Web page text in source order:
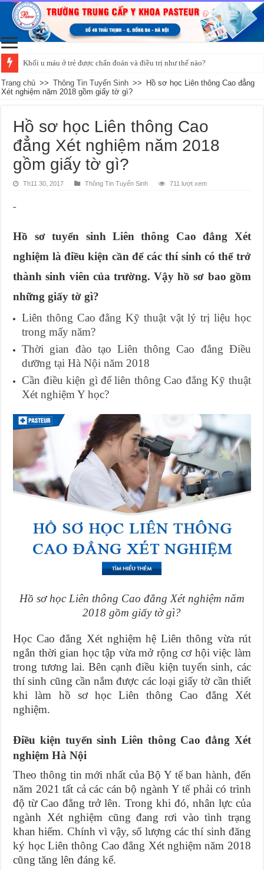
Khối u máu ở trẻ được chẩn đoán và điều trị như thế nào?
Trang chủ >> Thông Tin Tuyển Sinh >> Hồ sơ học Liên thông Cao đẳng
Xét nghiệm năm 2018 gồm giấy tờ gì?
Hồ sơ học Liên thông Cao
đẳng Xét nghiệm năm 2018
gồm giấy tờ gì?
Th11 30, 2017 Thông Tin Tuyển Sinh 711 lượt xem
Hồ sơ tuyển sinh Liên thông Cao đẳng Xét
nghiệm là điều kiện cần để các thí sinh có thể trở
thành sinh viên của trường. Vậy hồ sơ bao gồm
những giấy tờ gì?
Liên thông Cao đẳng Kỹ thuật vật lý trị liệu học
trong mấy năm?
Thời gian đào tạo Liên thông Cao đẳng Điều
dưỡng tại Hà Nội năm 2018
Cần điều kiện gì để liên thông Cao đẳng Kỹ thuật
Xét nghiệm Y học?
Hồ sơ học Liên thông Cao đẳng Xét nghiệm năm
2018 gồm giấy tờ gì?
Học Cao đẳng Xét nghiệm hệ Liên thông vừa rút
ngắn thời gian học tập vừa mở rộng cơ hội việc làm
trong tương lai. Bên cạnh điều kiện tuyển sinh, các
thí sinh cũng cần nắm được các loại giấy tờ cần thiết
khi làm hồ sơ học Liên thông Cao đẳng Xét
nghiệm.
Điều kiện tuyển sinh Liên thông Cao đẳng Xét
nghiệm Hà Nội
Theo thông tin mới nhất của Bộ Y tế ban hành, đến
năm 2021 tất cả các cán bộ ngành Y tế phải có trình
độ từ Cao đẳng trở lên. Trong khi đó, nhân lực của
ngành Xét nghiệm cũng đang rơi vào tình trạng
khan hiếm. Chính vì vậy, số lượng các thí sinh đăng
ký học Liên thông Cao đẳng Xét nghiệm năm 2018
cũng tăng lên đáng kể.